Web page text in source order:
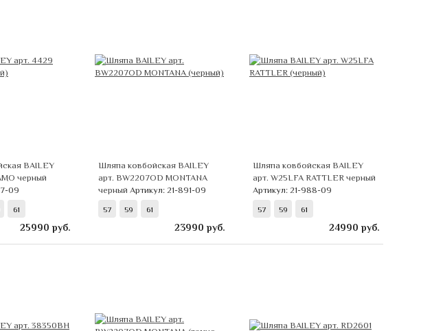
BAILEY
черный
09
61
25990 руб.
Шляпа ковбойская BAILEY
арт. BW2207OD MONTANA
черный Артикул: 21-891-09
57 59 61
23990 руб.
Шляпа ковбойская BAILEY
арт. W25LFA RATTLER черный
Артикул: 21-988-09
57 59 61
24990 руб.